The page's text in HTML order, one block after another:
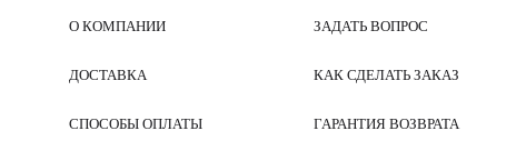
О КОМПАНИИ
ДОСТАВКА
СПОСОБЫ ОПЛАТЫ
ЗАДАТЬ ВОПРОС
КАК СДЕЛАТЬ ЗАКАЗ
ГАРАНТИЯ ВОЗВРАТА